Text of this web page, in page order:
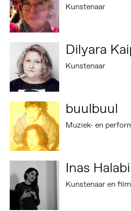
Kunstenaar
Dilyara
Kunstenaar
buulbuul
Muziek- en
Inas Halabi
Kunstenaar en